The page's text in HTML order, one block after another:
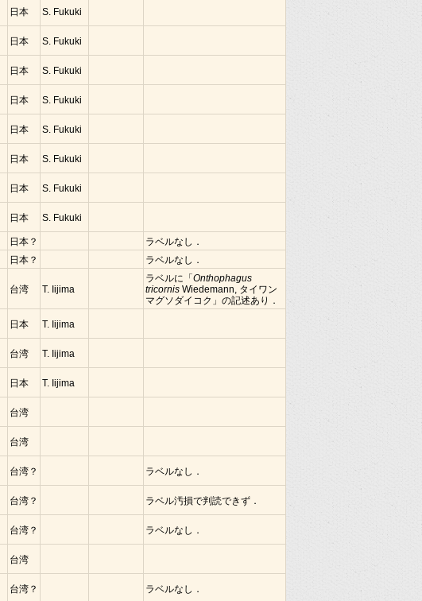
日本 S. Fukuki
日本 S. Fukuki
日本 S. Fukuki
日本 S. Fukuki
日本 S. Fukuki
日本 S. Fukuki
日本 S. Fukuki
日本 S. Fukuki
日本？
ラベルなし．
日本？ ラベルなし．
台湾 T. Iijima
ラベルに「 Onthophagus
tricornis Wiedemann, タイワン
マグソダイコク」の記述あり．
日本 T. Iijima
台湾 T. Iijima
日本 T. Iijima
台湾
台湾
台湾？ ラベルなし．
台湾？ ラベル汚損で判読できず．
台湾？ ラベルなし．
台湾
台湾？ ラベルなし．